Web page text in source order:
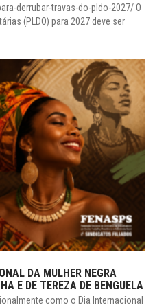
derrubar-travas-do-pldo-2027/ O
(PLDO) para 2027 deve ser
DA MULHER NEGRA
E DE TEREZA DE BENGUELA
como o Dia Internacional